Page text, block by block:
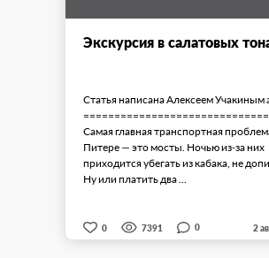
Экскурсия в салатовых
Статья написана Алексеем Учакиным
Самая главная транспортная
Питере — это мосты. Ночью из-за них
приходится убегать из кабака, не
Ну или платить два ...
0 7391 0 2